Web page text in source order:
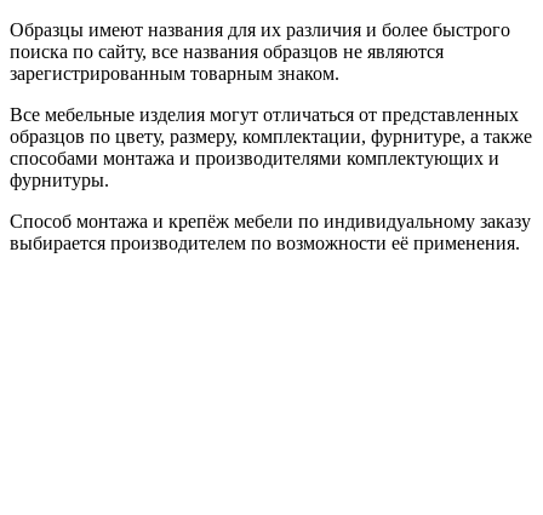
Образцы имеют названия для их различия и более быстрого
поиска по сайту, все названия образцов не являются
зарегистрированным товарным знаком.
Все мебельные изделия могут отличаться от представленных
образцов по цвету, размеру, комплектации, фурнитуре, а также
способами монтажа и производителями комплектующих и
фурнитуры.
Способ монтажа и крепёж мебели по индивидуальному заказу
выбирается производителем по возможности её применения.